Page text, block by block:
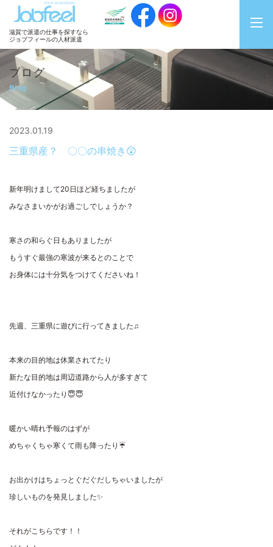
JobFeel
滋賀で派遣の仕事を探すなら
ジョブフィールの人材派遣
ブログ
Blog
2023.01.19
三重県産？ 〇〇の串焼き😲
新年明けまして20 日ほど経ちましたが
みなさまいかがお過ごしでしょうか？
寒さの和らぐ日もありましたが
もうすぐ最強の寒波が来るとのことで
お身体には十分気をつけてくださいね！
先週、三重県に遊びに行ってきました♫
本来の目的地は休業されてたり
新たな目的地は周辺道路から人が多すぎて
近付けなかったり😇😇
暖かい晴れ予報のはずが
めちゃくちゃ寒くて雨も降ったり☔️
お出かけはちょっとぐだぐだしちゃいましたが
珍しいものを発見しました✨
それがこちらです！！